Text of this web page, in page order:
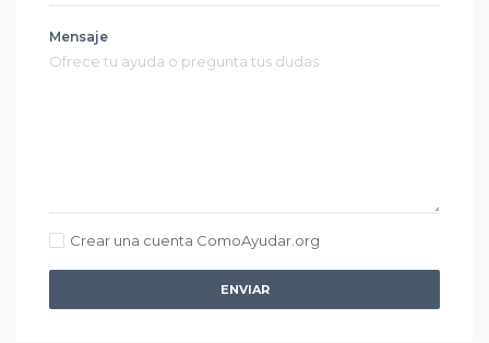
Mensaje
Crear una cuenta ComoAyudar.org
ENVIAR